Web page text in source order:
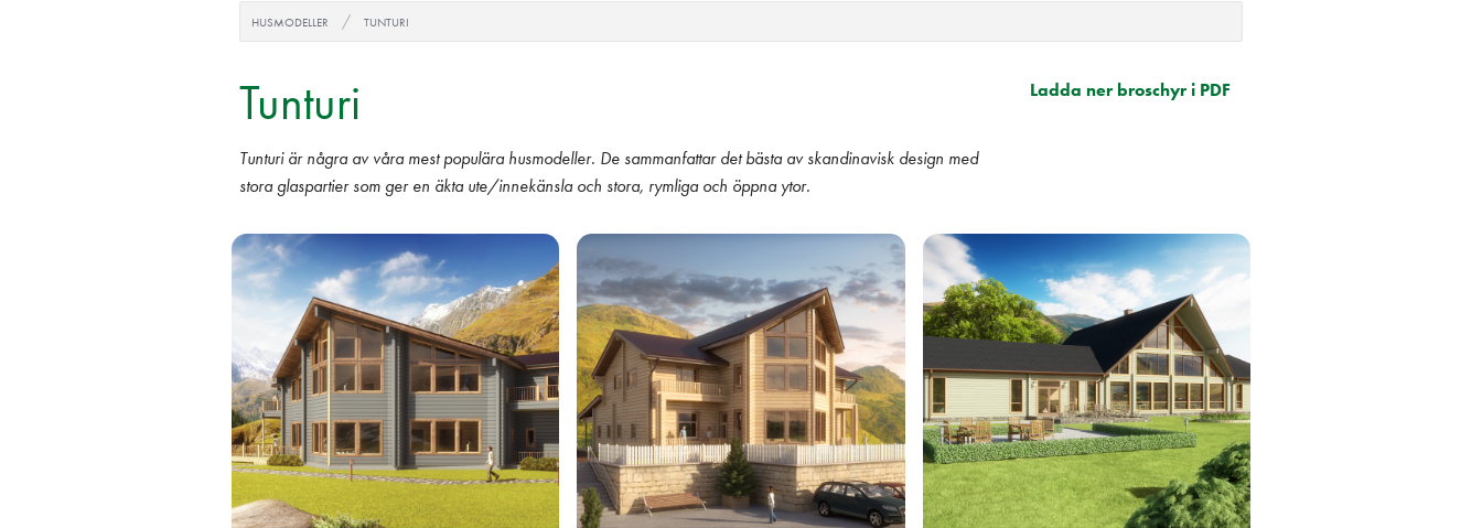
HUSMODELLER TUNTURI
Tunturi
Tunturi är några av våra mest populära husmodeller. De sammanfattar det bästa av skandinavisk design med
stora glaspartier som ger en äkta ute/innekänsla och stora, rymliga och öppna ytor.
Ladda ner broschyr i PDF